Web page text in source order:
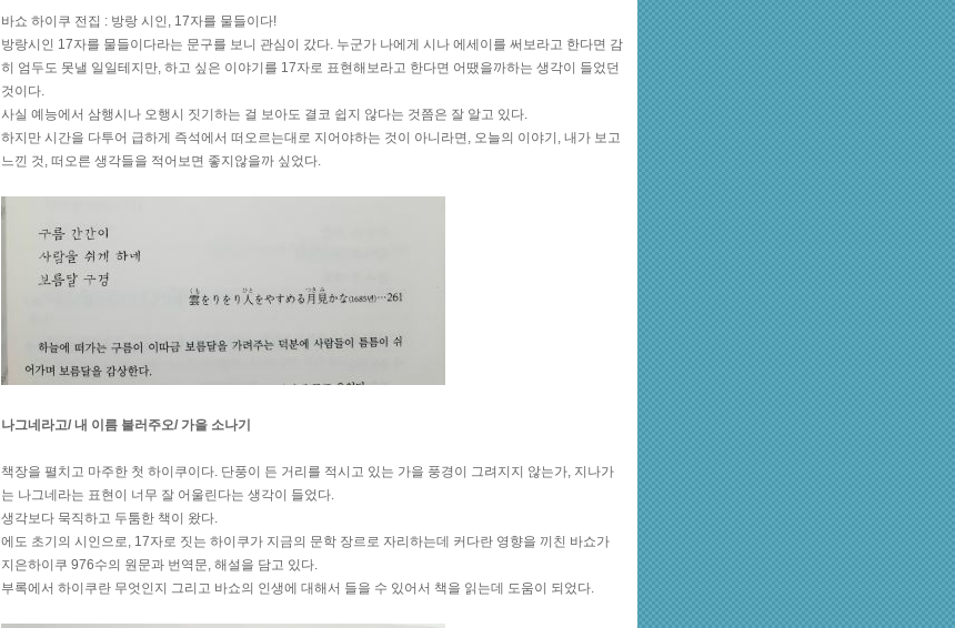
바쇼 하이쿠 전집 : 방랑 시인, 17자를 물들이다!
방랑시인 17자를 물들이다라는 문구를 보니 관심이 갔다. 누군가 나에게 시나 에세이를 써보라고 한다면 감
히 엄두도 못낼 일일테지만, 하고 싶은 이야기를 17자로 표현해보라고 한다면 어땠을까하는 생각이 들었던
것이다.
사실 예능에서 삼행시나 오행시 짓기하는 걸 보아도 결코 쉽지 않다는 것쯤은 잘 알고 있다.
하지만 시간을 다투어 급하게 즉석에서 떠오르는대로 지어야하는 것이 아니라면, 오늘의 이야기, 내가 보고
느낀 것, 떠오른 생각들을 적어보면 좋지않을까 싶었다.
나그네라고/ 내 이름 불러주오/ 가을 소나기
책장을 펼치고 마주한 첫 하이쿠이다. 단풍이 든 거리를 적시고 있는 가을 풍경이 그려지지 않는가, 지나가
는 나그네라는 표현이 너무 잘 어울린다는 생각이 들었다.
생각보다 묵직하고 두툼한 책이 왔다.
에도 초기의 시인으로, 17자로 짓는 하이쿠가 지금의 문학 장르로 자리하는데 커다란 영향을 끼친 바쇼가
지은하이쿠 976수의 원문과 번역문, 해설을 담고 있다.
부록에서 하이쿠란 무엇인지 그리고 바쇼의 인생에 대해서 들을 수 있어서 책을 읽는데 도움이 되었다.